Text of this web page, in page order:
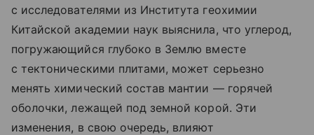
с исследователями из Института геохимии
Китайской академии наук выяснила, что углерод,
погружающийся глубоко в Землю вместе
с тектоническими плитами, может серьезно
менять химический состав мантии — горячей
оболочки, лежащей под земной корой. Эти
изменения, в свою очередь, влияют